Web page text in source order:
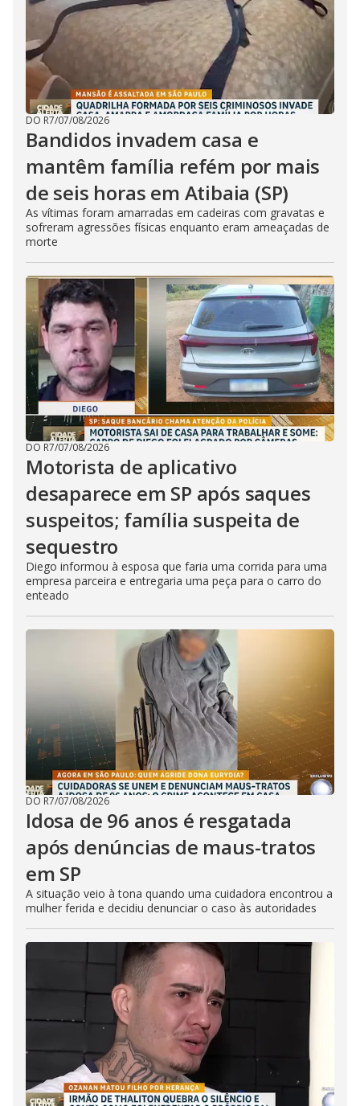
DO R7/07/08/2026
Bandidos invadem casa e
mantêm família refém por mais
de seis horas em Atibaia (SP)
As vítimas foram amarradas em cadeiras com gravatas e
sofreram agressões físicas enquanto eram ameaçadas de
morte
DO R7/07/08/2026
Motorista de aplicativo
desaparece em SP após saques
suspeitos; família suspeita de
sequestro
Diego informou à esposa que faria uma corrida para uma
empresa parceira e entregaria uma peça para o carro do
enteado
DO R7/07/08/2026
Idosa de 96 anos é resgatada
após denúncias de maus-tratos
em SP
A situação veio à tona quando uma cuidadora encontrou a
mulher ferida e decidiu denunciar o caso às autoridades